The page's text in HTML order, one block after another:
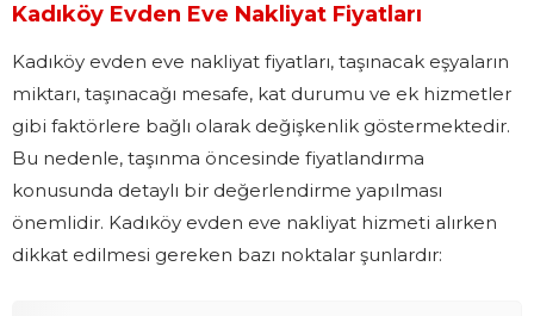
Kadıköy Evden Eve Nakliyat Fiyatları
Kadıköy evden eve nakliyat fiyatları, taşınacak eşyaların
miktarı, taşınacağı mesafe, kat durumu ve ek hizmetler
gibi faktörlere bağlı olarak değişkenlik göstermektedir.
Bu nedenle, taşınma öncesinde fiyatlandırma
konusunda detaylı bir değerlendirme yapılması
önemlidir. Kadıköy evden eve nakliyat hizmeti alırken
dikkat edilmesi gereken bazı noktalar şunlardır: